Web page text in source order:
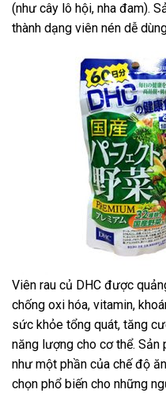
(như cây lô hội, nha đam).
thành dạng viên nén dễ
Viên rau củ DHC được
chống oxi hóa, vitamin,
sức khỏe tổng quát, tăng
năng lượng cho cơ thể.
như một phần của chế độ
chọn phổ biến cho những